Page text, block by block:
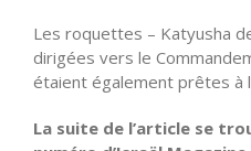
Les roquettes – Katyusha
dirigées vers le
étaient également prêtes à
La suite de l’article se